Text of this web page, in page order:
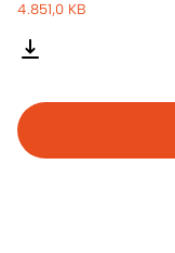
4.851,0 KB